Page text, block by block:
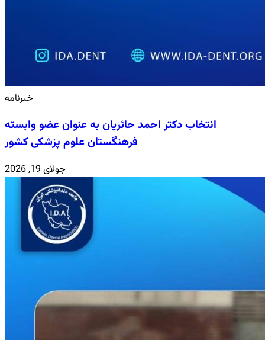
خبرنامه
انتخاب دکتر احمد حائریان به عنوان عضو وابسته
فرهنگستان علوم پزشکی کشور
جولای 19, 2026